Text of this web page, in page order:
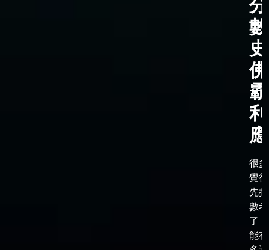
分
應
很
覺
先
數
了
能